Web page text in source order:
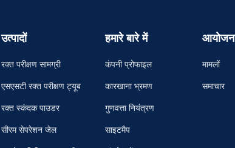
उत्पादों
रक्त परीक्षण सामग्री
एसएसटी रक्त परीक्षण ट्यूब
रक्त स्कंदक पाउडर
सीरम सेपरेशन जेल
हमारे बारे में
कंपनी प्रोफाइल
कारखाना भ्रमण
गुणवत्ता नियंत्रण
साइटमैप
आयोजन
मामलों
समाचार